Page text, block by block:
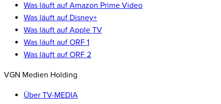
Was läuft auf Amazon Prime Video
Was läuft auf Disney+
Was läuft auf Apple TV
Was läuft auf ORF 1
Was läuft auf ORF 2
VGN Medien Holding
Über TV-MEDIA